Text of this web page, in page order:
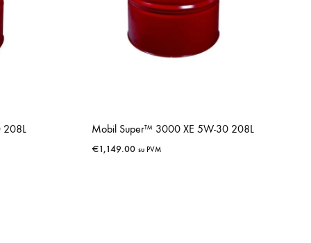
208L Mobil Super™ 3000 XE 5W-30 208L
€1,149.00 su PVM